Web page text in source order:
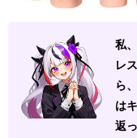
私
レ
ら
は
返